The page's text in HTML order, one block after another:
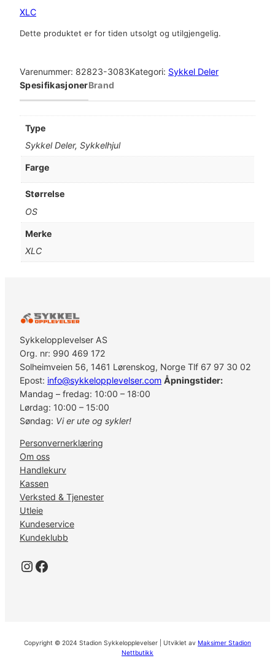
XLC
Dette produktet er for tiden utsolgt og utilgjengelig.
Varenummer: 82823-3083Kategori: Sykkel Deler
SpesifikasjonerBrand
Type
Sykkel Deler, Sykkelhjul
Farge
Størrelse
OS
Merke
XLC
Sykkelopplevelser AS
Org. nr: 990 469 172
Solheimveien 56, 1461 Lørenskog, Norge Tlf 67 97 30 02
Epost: info@sykkelopplevelser.com Åpningstider:
Mandag – fredag: 10:00 – 18:00
Lørdag: 10:00 – 15:00
Søndag: Vi er ute og sykler!
Personvernerklæring
Om oss
Handlekurv
Kassen
Verksted & Tjenester
Utleie
Kundeservice
Kundeklubb
Instagram Facebook
Copyright © 2024 Stadion Sykkelopplevelser | Utviklet av Maksimer Stadion
Nettbutikk